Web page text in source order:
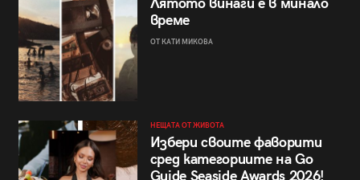
Лятото винаги е в минало
време
ОТ КАТИ МИКОВА
НЕЩАТА ОТ ЖИВОТА
Избери своите фаворити
сред категориите на Go
Guide Seaside Awards 2026!